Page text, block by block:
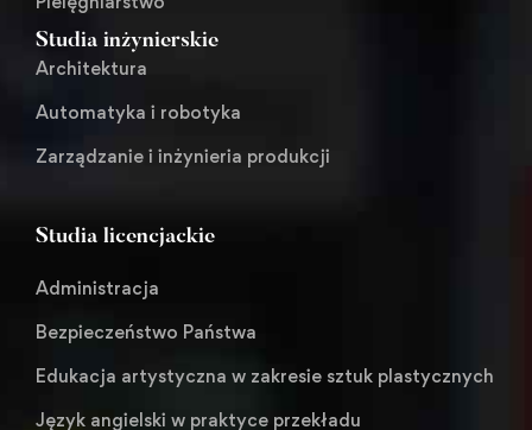
Studia inżynierskie
Architektura
Automatyka i robotyka
Zarządzanie i inżynieria produkcji
Studia licencjackie
Administracja
Bezpieczeństwo Państwa
Edukacja artystyczna w zakresie sztuk plastycznych
Język angielski w praktyce przekładu